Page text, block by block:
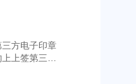
方电子印章
上签第三方